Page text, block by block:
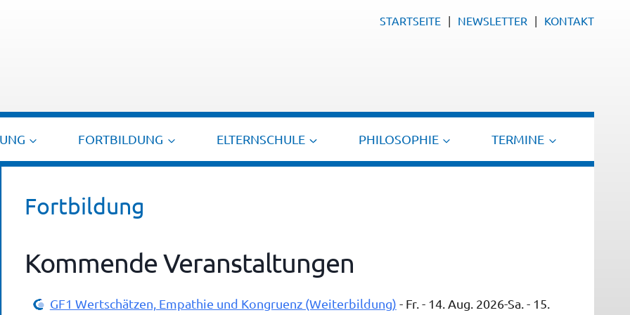
STARTSEITE NEWSLETTER KONTAKT
FORTBILDUNG ELTERNSCHULE PHILOSOPHIE TERMINE
Fortbildung
Kommende Veranstaltungen
GF1 Wertschätzen, Empathie und Kongruenz (Weiterbildung) - Fr. - 14. Aug. 2026-Sa. - 15.